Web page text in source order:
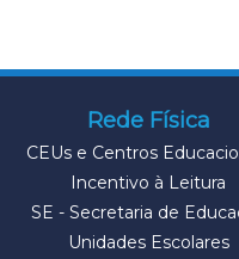
Rede Física
CEUs e Centros
Incentivo à Leitura
SE - Secretaria de
Unidades Escolares